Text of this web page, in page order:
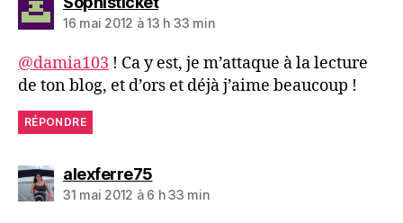
16 mai 2012 à 13 h 33 min
@damia103 ! Ca y est, je m’attaque à la lecture
de ton blog, et d’ors et déjà j’aime beaucoup !
RÉPONDRE
alexferre75dit :
31 mai 2012 à 6 h 33 min